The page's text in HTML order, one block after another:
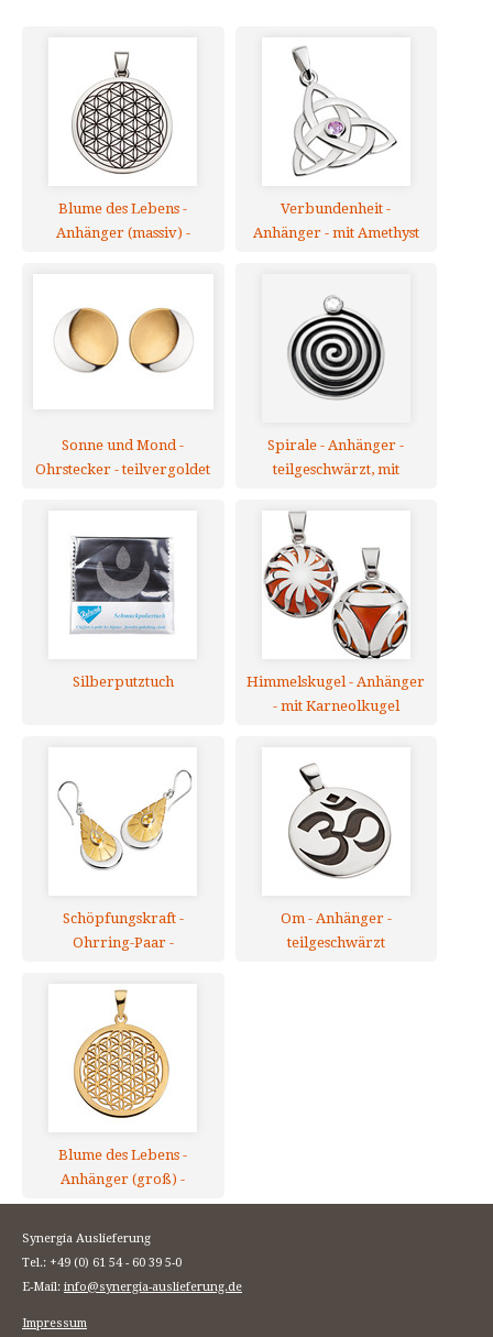
Blume des Lebens -
Anhänger (massiv) -
Verbundenheit -
Anhänger - mit Amethyst
Sonne und Mond -
Ohrstecker - teilvergoldet
Spirale - Anhänger -
teilgeschwärzt, mit
Silberputztuch
Himmelskugel - Anhänger
- mit Karneolkugel
Schöpfungskraft -
Ohrring-Paar -
Om - Anhänger -
teilgeschwärzt
Blume des Lebens -
Anhänger (groß) -
vergoldet, Silber 925
Synergia Auslieferung
Tel.: +49 (0) 61 54 - 60 39 5-0
E-Mail: info@synergia-auslieferung.de
Impressum